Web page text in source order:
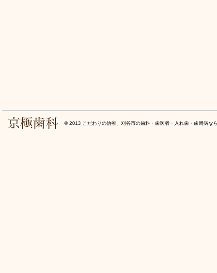
© 2013 こだわりの治療、刈谷市の歯科・歯医者・入れ歯・歯周病な